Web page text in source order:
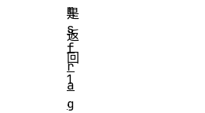
是
返
回
1
.
m
s
f
r
a
g